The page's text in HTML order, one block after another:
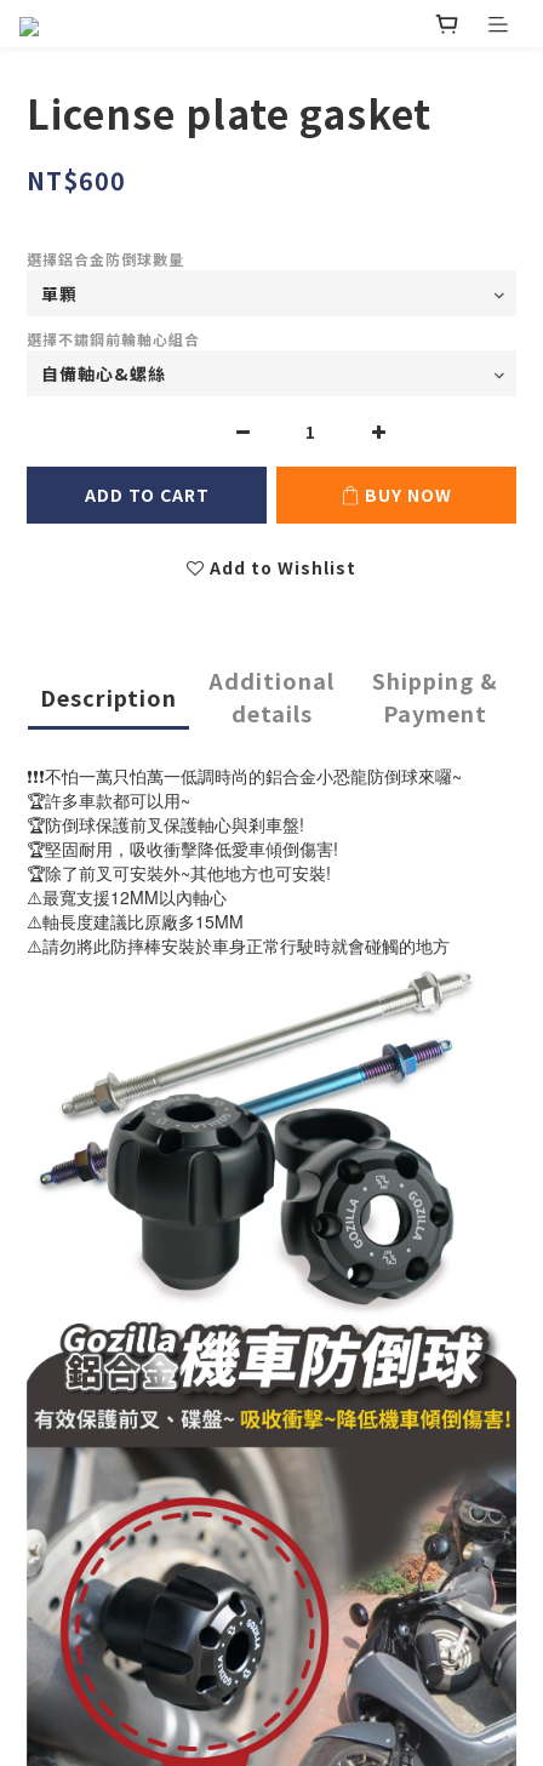
License plate gasket
NT$600
選擇鋁合金防倒球數量
選擇不鏽鋼前輪軸心組合
ADD TO CART BUY NOW
Add to Wishlist
Description
Additional
details
Shipping &
Payment
❗️❗️❗️不怕一萬只怕萬一低調時尚的鋁合金小恐龍防倒球來囉~
🏆許多車款都可以用~
🏆防倒球保護前叉保護軸心與剎車盤!
🏆堅固耐用，吸收衝擊降低愛車傾倒傷害!
🏆除了前叉可安裝外~其他地方也可安裝!
⚠️最寬支援12MM以內軸心
⚠️軸長度建議比原廠多15MM
⚠️請勿將此防摔棒安裝於車身正常行駛時就會碰觸的地方